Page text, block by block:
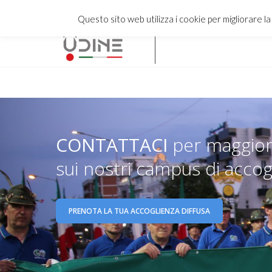
CONTATTACI per
sui nostri campus di
PRENOTA LA TUA ACCOGLIENZA DIFFUSA
Questo sito web utilizza i cookie per migliorare